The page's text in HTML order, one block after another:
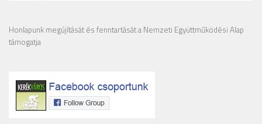
Honlapunk megújítását és fenntartását a Nemzeti Együttműködési Alap
támogatja